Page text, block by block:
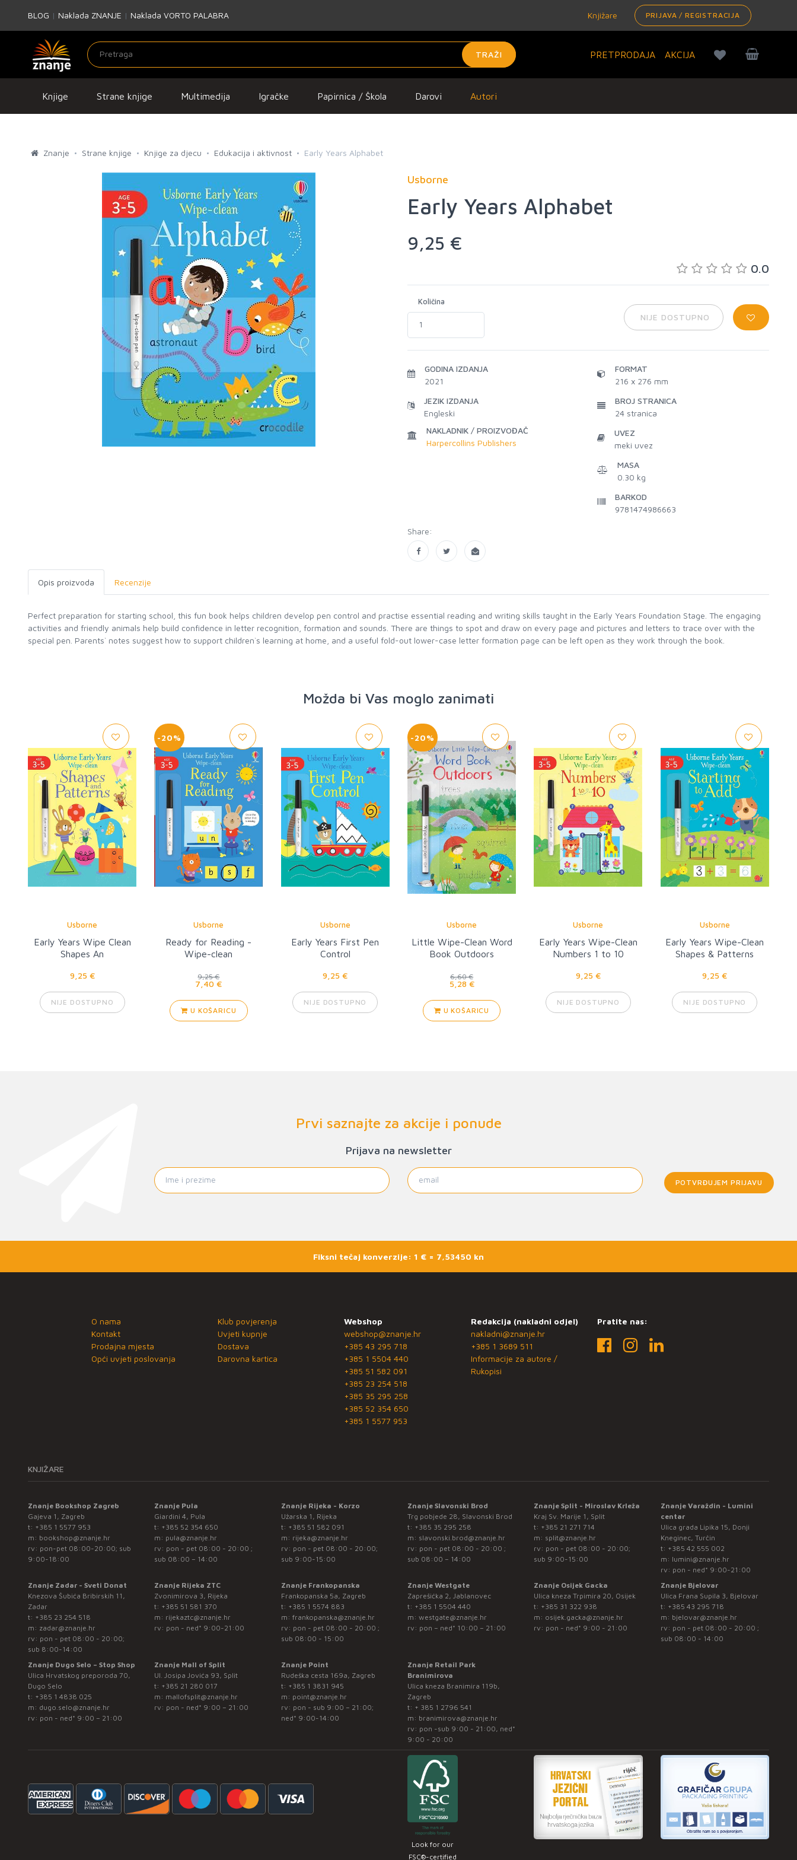
BLOG | Naklada ZNANJE | Naklada VORTO PALABRA Knjižare PRIJAVA / REGISTRACIJA
TRAŽI PRETPRODAJA AKCIJA
Knjige Strane knjige Multimedija Igračke Papirnica / Škola Darovi Autori
Znanje Strane knjige Knjige za djecu Edukacija i aktivnost Early Years Alphabet
Usborne
Early Years Alphabet
9,25 €
0.0
Količina
NIJE DOSTUPNO
GODINA IZDANJA
2021
JEZIK IZDANJA
Engleski
NAKLADNIK / PROIZVOĐAČ
Harpercollins Publishers
FORMAT
216 x 276 mm
BROJ STRANICA
24 stranica
UVEZ
meki uvez
MASA
0.30 kg
BARKOD
9781474986663
Share:
Opis proizvoda Recenzije
Perfect preparation for starting school, this fun book helps children develop pen control and practise essential reading and writing skills taught in the Early Years Foundation Stage. The engaging
activities and friendly animals help build confidence in letter recognition, formation and sounds. There are things to spot and draw on every page and pictures and letters to trace over with the
special pen. Parents` notes suggest how to support children`s learning at home, and a useful fold-out lower-case letter formation page can be left open as they work through the book.
Možda bi Vas moglo zanimati
Usborne
Early Years Wipe Clean
Shapes An
9,25 €
NIJE DOSTUPNO
-20%
Usborne
Ready for Reading -
Wipe-clean
9,25 €
7,40 €
U KOŠARICU
Usborne
Early Years First Pen
Control
9,25 €
NIJE DOSTUPNO
-20%
Usborne
Little Wipe-Clean Word
Book Outdoors
6,60 €
5,28 €
U KOŠARICU
Usborne
Early Years Wipe-Clean
Numbers 1 to 10
9,25 €
NIJE DOSTUPNO
Usborne
Early Years Wipe-Clean
Shapes & Patterns
9,25 €
NIJE DOSTUPNO
Prvi saznajte za akcije i ponude
Prijava na newsletter
POTVRĐUJEM PRIJAVU
Fiksni tečaj konverzije: 1 € = 7,53450 kn
O nama
Kontakt
Prodajna mjesta
Opći uvjeti poslovanja
Klub povjerenja
Uvjeti kupnje
Dostava
Darovna kartica
Webshop
webshop@znanje.hr
+385 43 295 718
+385 1 5504 440
+385 51 582 091
+385 23 254 518
+385 35 295 258
+385 52 354 650
+385 1 5577 953
Redakcija (nakladni odjel)
nakladni@znanje.hr
+385 1 3689 511
Informacije za autore /
Rukopisi
Pratite nas:
KNJIŽARE
Znanje Bookshop Zagreb
Gajeva 1, Zagreb
t: +385 1 5577 953
m: bookshop@znanje.hr
rv: pon-pet 08:00-20:00; sub
9:00-18:00
Znanje Pula
Giardini 4, Pula
t: +385 52 354 650
m: pula@znanje.hr
rv: pon - pet 08:00 - 20:00 ;
sub 08:00 – 14:00
Znanje Rijeka - Korzo
Užarska 1, Rijeka
t: +385 51 582 091
m: rijeka@znanje.hr
rv: pon - pet 08:00 - 20:00;
sub 9:00-15:00
Znanje Slavonski Brod
Trg pobjede 28, Slavonski Brod
t: +385 35 295 258
m: slavonski.brod@znanje.hr
rv: pon - pet 08:00 - 20:00 ;
sub 08:00 – 14:00
Znanje Split - Miroslav Krleža
Kraj Sv. Marije 1, Split
t: +385 21 271 714
m: split@znanje.hr
rv: pon - pet 08:00 - 20:00;
sub 9:00-15:00
Znanje Varaždin - Lumini
centar
Ulica grada Lipika 15, Donji
Kneginec, Turčin
t: +385 42 555 002
m: lumini@znanje.hr
rv: pon - ned* 9:00-21:00
Znanje Zadar - Sveti Donat
Knezova Šubića Bribirskih 11,
Zadar
t: +385 23 254 518
m: zadar@znanje.hr
rv: pon - pet 08:00 - 20:00;
sub 8:00-14:00
Znanje Rijeka ZTC
Zvonimirova 3, Rijeka
t: +385 51 581 370
m: rijekaztc@znanje.hr
rv: pon - ned* 9:00-21:00
Znanje Frankopanska
Frankopanska 5a, Zagreb
t: +385 1 5574 883
m: frankopanska@znanje.hr
rv: pon - pet 08:00 - 20:00 ;
sub 08:00 - 15:00
Znanje Westgate
Zaprešićka 2, Jablanovec
t: +385 1 5504 440
m: westgate@znanje.hr
rv: pon – ned* 10:00 – 21:00
Znanje Osijek Gacka
Ulica kneza Trpimira 20, Osijek
t: +385 31 322 938
m: osijek.gacka@znanje.hr
rv: pon - ned* 9:00 - 21:00
Znanje Bjelovar
Ulica Frana Supila 3, Bjelovar
t: +385 43 295 718
m: bjelovar@znanje.hr
rv: pon - pet 08:00 - 20:00 ;
sub 08:00 - 14:00
Znanje Dugo Selo – Stop Shop
Ulica Hrvatskog preporoda 70,
Dugo Selo
t: +385 1 4838 025
m: dugo.selo@znanje.hr
rv: pon - ned* 9:00 – 21:00
Znanje Mall of Split
Ul. Josipa Jovića 93, Split
t: +385 21 280 017
m: mallofsplit@znanje.hr
rv: pon - ned* 9:00 – 21:00
Znanje Point
Rudeška cesta 169a, Zagreb
t: +385 1 3831 945
m: point@znanje.hr
rv: pon - sub 9:00 – 21:00;
ned* 9:00-14:00
Znanje Retail Park
Branimirova
Ulica kneza Branimira 119b,
Zagreb
t: + 385 1 2796 541
m: branimirova@znanje.hr
rv: pon -sub 9:00 - 21:00, ned*
9:00 - 20:00
Look for our
FSC®-certified